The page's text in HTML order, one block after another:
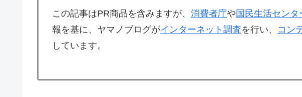
この記事はPR商品を含みますが、 消費者庁や 国民生活センタ
報を基に、ヤマノブログがインターネット調査を行い、 コン
しています。